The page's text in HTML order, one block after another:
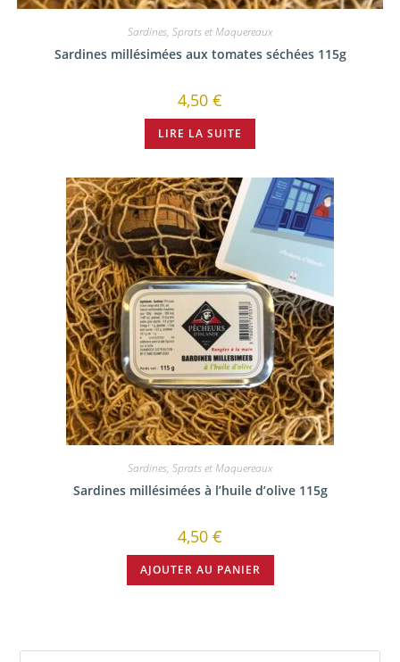
Sardines, Sprats et Maquereaux
Sardines millésimées aux tomates séchées 115g
4,50 €
LIRE LA SUITE
Sardines, Sprats et Maquereaux
Sardines millésimées à l’huile d’olive 115g
4,50 €
AJOUTER AU PANIER